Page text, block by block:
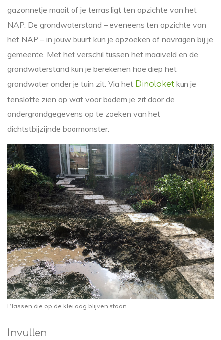
gazonnetje maait of je terras ligt ten opzichte van het
NAP. De grondwaterstand – eveneens ten opzichte van
het NAP – in jouw buurt kun je opzoeken of navragen bij je
gemeente. Met het verschil tussen het maaiveld en de
grondwaterstand kun je berekenen hoe diep het
grondwater onder je tuin zit. Via het Dinoloket kun je
tenslotte zien op wat voor bodem je zit door de
ondergrondgegevens op te zoeken van het
dichtstbijzijnde boormonster.
Plassen die op de kleilaag blijven staan
Invullen